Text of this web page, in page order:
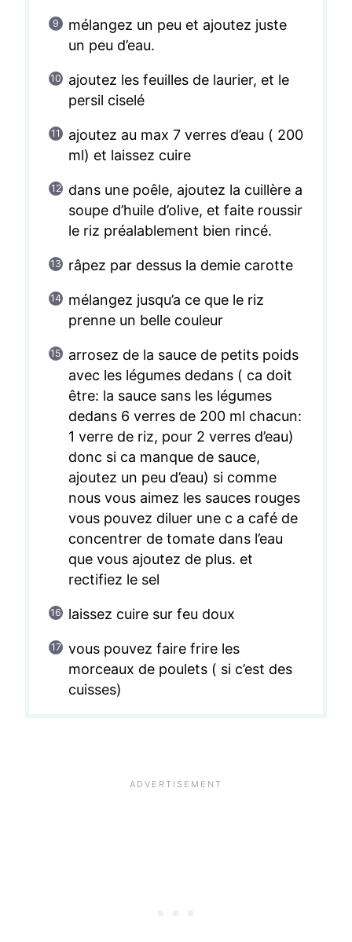
mélangez un peu et ajoutez juste
un peu d’eau.
ajoutez les feuilles de laurier, et le
persil ciselé
ajoutez au max 7 verres d’eau ( 200
ml) et laissez cuire
dans une poêle, ajoutez la cuillère a
soupe d’huile d’olive, et faite roussir
le riz préalablement bien rincé.
râpez par dessus la demie carotte
mélangez jusqu’a ce que le riz
prenne un belle couleur
arrosez de la sauce de petits poids
avec les légumes dedans ( ca doit
être: la sauce sans les légumes
dedans 6 verres de 200 ml chacun:
1 verre de riz, pour 2 verres d’eau)
donc si ca manque de sauce,
ajoutez un peu d’eau) si comme
nous vous aimez les sauces rouges
vous pouvez diluer une c a café de
concentrer de tomate dans l’eau
que vous ajoutez de plus. et
rectifiez le sel
laissez cuire sur feu doux
vous pouvez faire frire les
morceaux de poulets ( si c’est des
cuisses)